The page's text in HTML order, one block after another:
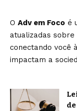
O Adv em Foco é
atualizadas sobre
conectando você
impactam a